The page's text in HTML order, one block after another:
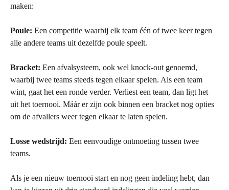
maken:
Poule: Een competitie waarbij elk team één of twee keer tegen
alle andere teams uit dezelfde poule speelt.
Bracket: Een afvalsysteem, ook wel knock-out genoemd,
waarbij twee teams steeds tegen elkaar spelen. Als een team
wint, gaat het een ronde verder. Verliest een team, dan ligt het
uit het toernooi. Máár er zijn ook binnen een bracket nog opties
om de afvallers weer tegen elkaar te laten spelen.
Losse wedstrijd: Een eenvoudige ontmoeting tussen twee
teams.
Als je een nieuw toernooi start en nog geen indeling hebt, dan